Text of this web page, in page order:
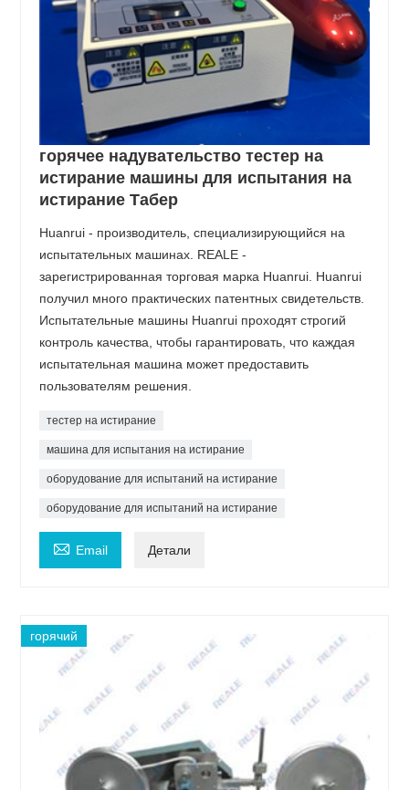
горячее надувательство тестер на
истирание машины для испытания на
истирание Табер
Huanrui - производитель, специализирующийся на
испытательных машинах. REALE -
зарегистрированная торговая марка Huanrui. Huanrui
получил много практических патентных свидетельств.
Испытательные машины Huanrui проходят строгий
контроль качества, чтобы гарантировать, что каждая
испытательная машина может предоставить
пользователям решения.
тестер на истирание
машина для испытания на истирание
оборудование для испытаний на истирание
оборудование для испытаний на истирание
 Email Детали
горячий